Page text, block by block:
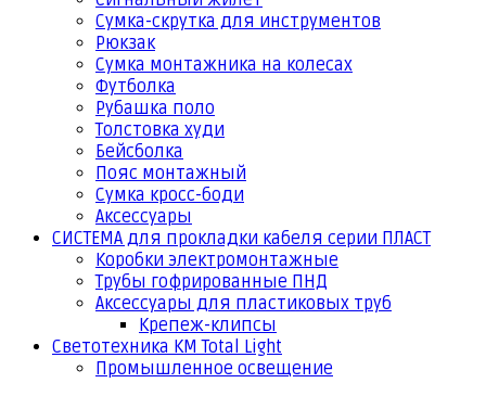
Сумка-скрутка для инструментов
Рюкзак
Сумка монтажника на колесах
Футболка
Рубашка поло
Толстовка худи
Бейсболка
Пояс монтажный
Сумка кросс-боди
Аксессуары
СИСТЕМА для прокладки кабеля серии ПЛАСТ
Коробки электромонтажные
Трубы гофрированные ПНД
Аксессуары для пластиковых труб
Крепеж-клипсы
Светотехника КМ Total Light
Промышленное освещение